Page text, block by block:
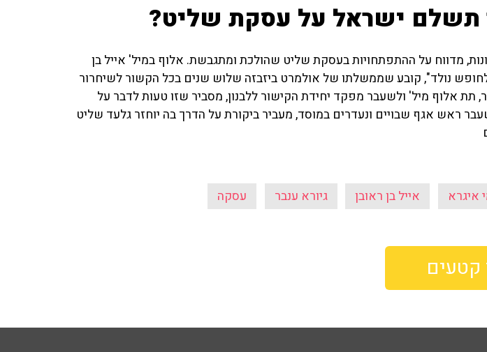
תשלם ישראל על עסקת שליט?
מדווח על ההתפתחויות בעסקת שליט שהולכת ומתגבשת. אלוף במיל' אייל בן
נולד", קובע שממשלתו של אולמרט ביזבזה שלוש שנים בכל הקשור לשיחרור
תת אלוף מיל' ולשעבר מפקד יחידת הקישור ללבנון, מסביר שזו טעות לדבר על
ראש אגף שבויים ונעדרים במוסד, מעביר ביקורת על הדרך בה יוחזר גלעד שליט
איגרא אייל בן ראובן גיורא ענבר עסקה
קטעים